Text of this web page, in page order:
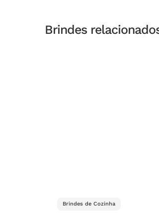
Brindes
Brindes de Cozinha